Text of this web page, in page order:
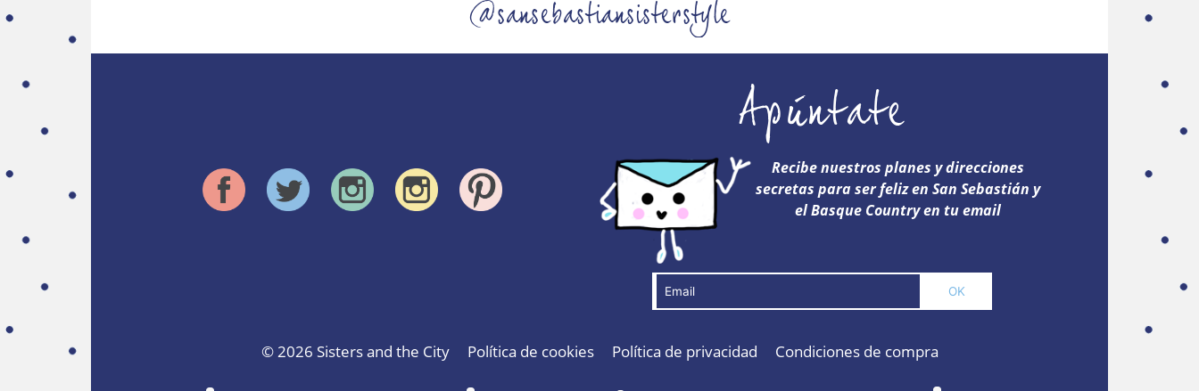
@sansebastiansisterstyle
Apúntate
Recibe nuestros planes y direcciones
secretas para ser feliz en San Sebastián y
el Basque Country en tu email
© 2026 Sisters and the City Política de cookies Política de privacidad Condiciones de compra